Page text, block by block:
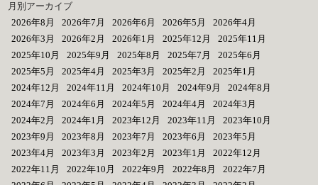
月別アーカイブ
2026年8月
2026年7月 2026年6月 2026年5月
2026年4月
2026年3月
2026年2月 2026年1月 2025年12月
2025年11月
2025年10月
2025年9月 2025年8月 2025年7月
2025年6月
2025年5月
2025年4月 2025年3月 2025年2月
2025年1月
2024年12月
2024年11月 2024年10月 2024年9月
2024年8月
2024年7月
2024年6月 2024年5月 2024年4月
2024年3月
2024年2月
2024年1月 2023年12月 2023年11月
2023年10月
2023年9月
2023年8月 2023年7月 2023年6月
2023年5月
2023年4月
2023年3月 2023年2月 2023年1月
2022年12月
2022年11月
2022年10月 2022年9月 2022年8月
2022年7月